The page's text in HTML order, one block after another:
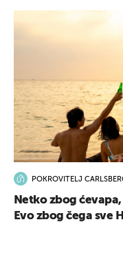
POKROVITELJ
Netko zbog
Evo zbog čega sve